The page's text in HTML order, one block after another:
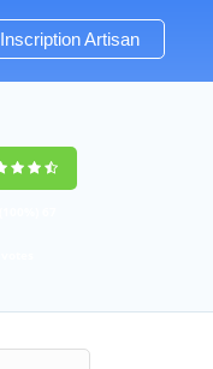
Inscription Artisan